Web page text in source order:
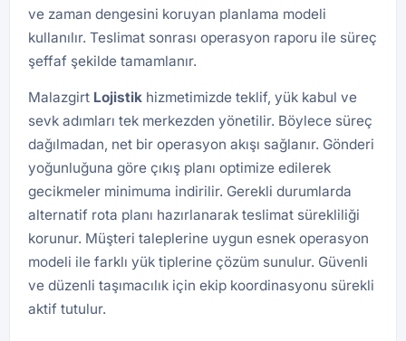
ve zaman dengesini koruyan planlama modeli
kullanılır. Teslimat sonrası operasyon raporu ile süreç
şeffaf şekilde tamamlanır.
Malazgirt Lojistik hizmetimizde teklif, yük kabul ve
sevk adımları tek merkezden yönetilir. Böylece süreç
dağılmadan, net bir operasyon akışı sağlanır. Gönderi
yoğunluğuna göre çıkış planı optimize edilerek
gecikmeler minimuma indirilir. Gerekli durumlarda
alternatif rota planı hazırlanarak teslimat sürekliliği
korunur. Müşteri taleplerine uygun esnek operasyon
modeli ile farklı yük tiplerine çözüm sunulur. Güvenli
ve düzenli taşımacılık için ekip koordinasyonu sürekli
aktif tutulur.